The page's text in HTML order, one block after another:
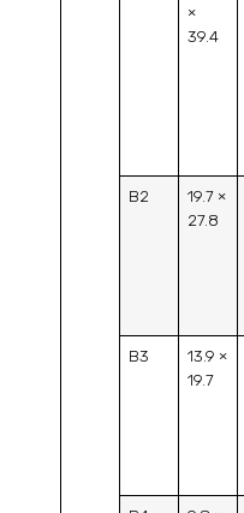
×
39.4
B2
19.7 ×
27.8
B3
13.9 ×
19.7